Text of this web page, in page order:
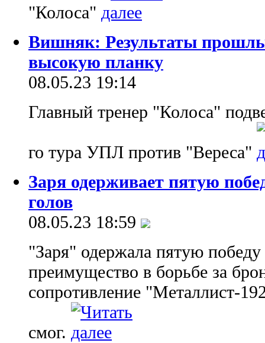
"Колоса"
Вишняк: Результаты
высокую планку
08.05.23 19:14
Главный тренер "Колоса"
го тура УПЛ против "Вереса"
Заря одерживает пятую
голов
08.05.23 18:59
"Заря" одержала пятую
преимущество в борьбе за
сопротивление "Металлист-
смог.